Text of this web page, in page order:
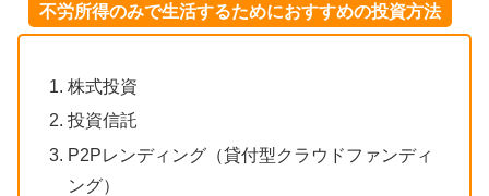
不労所得のみで生活するためにおすすめの投資方法
株式投資
投資信託
P2Pレンディング（貸付型クラウドファンディ
ング）